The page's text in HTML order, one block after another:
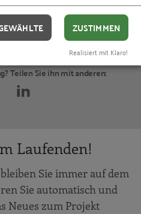
06196 495-2820
Teilen Sie ihn mit anderen:
Laufenden!
Sie immer auf dem
Sie automatisch und
Neues zum Projekt
ZUSTIMMEN
Realisiert mit Klaro!